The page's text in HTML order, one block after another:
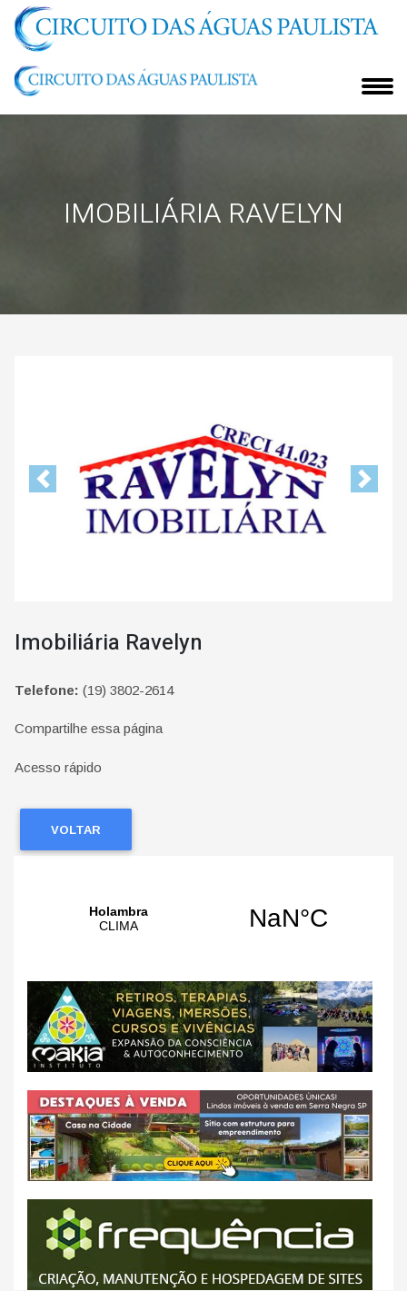
IMOBILIÁRIA RAVELYN
Previous Next
Imobiliária Ravelyn
Telefone: (19) 3802-2614
Compartilhe essa página
Acesso rápido
VOLTAR